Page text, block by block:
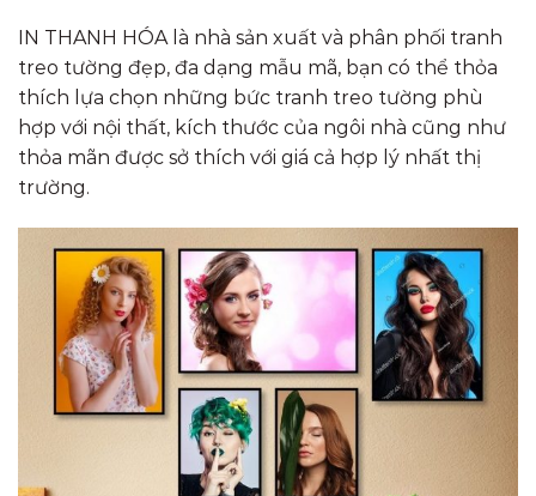
IN THANH HÓA là nhà sản xuất và phân phối tranh
treo tường đẹp, đa dạng mẫu mã, bạn có thể thỏa
thích lựa chọn những bức tranh treo tường phù
hợp với nội thất, kích thước của ngôi nhà cũng như
thỏa mãn được sở thích với giá cả hợp lý nhất thị
trường.